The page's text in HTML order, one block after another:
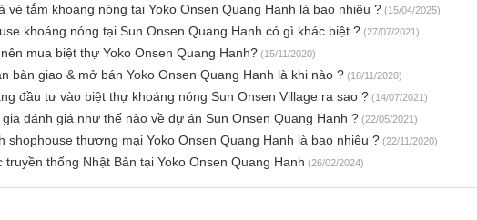
vé tắm khoáng nóng tại Yoko Onsen Quang Hanh là bao nhiêu ? (15/04/2025)
khoáng nóng tại Sun Onsen Quang Hanh có gì khác biệt ? (27/07/2021)
mua biệt thự Yoko Onsen Quang Hanh? (15/11/2020)
bàn giao & mở bán Yoko Onsen Quang Hanh là khi nào ? (18/11/2020)
đầu tư vào biệt thự khoáng nóng Sun Onsen Village ra sao ? (14/07/2021)
đánh giá như thế nào về dự án Sun Onsen Quang Hanh ? (22/05/2021)
shophouse thương mại Yoko Onsen Quang Hanh là bao nhiêu ? (22/11/2020)
truyền thống Nhật Bản tại Yoko Onsen Quang Hanh (26/02/2024)